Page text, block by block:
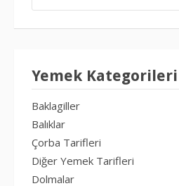
Yemek Kategorileri
Baklagiller
Balıklar
Çorba Tarifleri
Diğer Yemek Tarifleri
Dolmalar